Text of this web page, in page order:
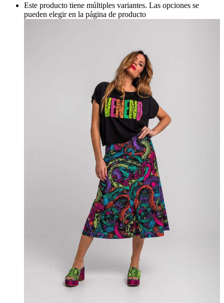
Este producto tiene múltiples variantes. Las opciones se
pueden elegir en la página de producto